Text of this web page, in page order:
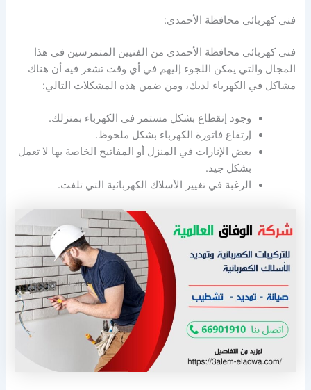
فني كهربائي محافظة الأحمدي:
فني كهربائي محافظة الأحمدي من الفنيين المتمرسين في هذا
المجال والتي يمكن اللجوء إليهم في أي وقت تشعر فيه أن هناك
مشاكل في الكهرباء لديك، ومن ضمن هذه المشكلات التالي:
وجود إنقطاع بشكل مستمر في الكهرباء بمنزلك.
إرتفاع فاتورة الكهرباء بشكل ملحوظ.
بعض الإنارات في المنزل أو المفاتيح الخاصة بها لا تعمل
بشكل جيد.
الرغبة في تغيير الأسلاك الكهربائية التي تلفت.